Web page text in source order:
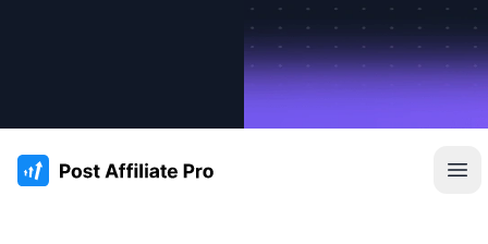
:site.title